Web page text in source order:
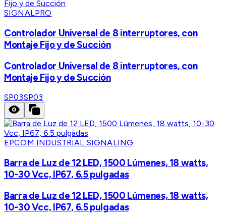
SIGNALPRO
Controlador Universal de 8 interruptores, con
Montaje Fijo y de Succión
Controlador Universal de 8 interruptores, con
Montaje Fijo y de Succión
SP03SP03
EPCOM INDUSTRIAL SIGNALING
Barra de Luz de 12 LED, 1500 Lúmenes, 18 watts,
10-30 Vcc, IP67, 6.5 pulgadas
Barra de Luz de 12 LED, 1500 Lúmenes, 18 watts,
10-30 Vcc, IP67, 6.5 pulgadas